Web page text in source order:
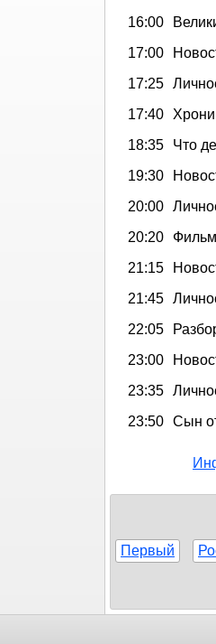
16:00
17:00
17:25
17:40
18:35
Что
19:30
20:00
20:20
21:15
21:45
22:05
23:00
23:35
23:50 Сын
Первый